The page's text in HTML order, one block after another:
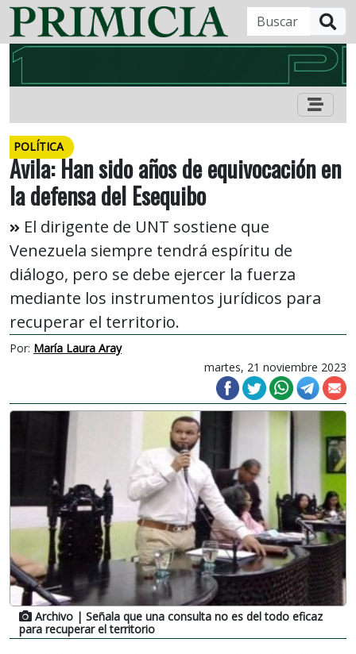
POLÍTICA
Ávila: Han sido años de equivocación en
la defensa del Esequibo
El dirigente de UNT sostiene que
Venezuela siempre tendrá espíritu de
diálogo, pero se debe ejercer la fuerza
mediante los instrumentos jurídicos para
recuperar el territorio.
Por: María Laura Aray
martes, 21 noviembre 2023
Archivo | Señala que una consulta no es del todo eficaz
para recuperar el territorio